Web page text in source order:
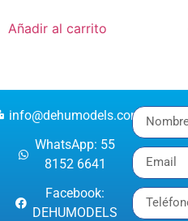
Añadir al carrito
info@dehumodels.com
WhatsApp: 55
8152 6641
Facebook:
DEHUMODELS